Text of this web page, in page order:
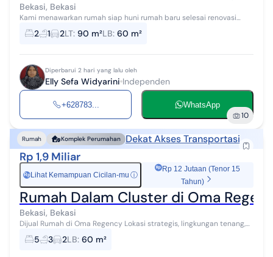
Bekasi, Bekasi
Kami menawarkan rumah siap huni rumah baru selesai renovasi
lokasi strategis di mutiara gading timur dekat dengan sekolah,
rumah sakit, pasar dan ...
2 1 2LT: 90 m²LB: 60 m²
Diperbarui 2 hari yang lalu oleh
Elly Sefa Widyarini Independen
+628783... WhatsApp
10
Rumah Komplek Perumahan Dekat Akses Transportasi
Rp 1,9 Miliar
Rp Lihat Kemampuan Cicilan-mu ⓘ
Rp 12 Jutaan (Tenor 15
Tahun)
Rumah Dalam Cluster di Oma
Bekasi, Bekasi
Dijual Rumah di Oma Regency Lokasi strategis, lingkungan tenang,
cocok untuk hunian maupun investasi Dekat dengan jalan Tol
Jatiwarna Bekasi LT ...
5 3 2LB: 60 m²